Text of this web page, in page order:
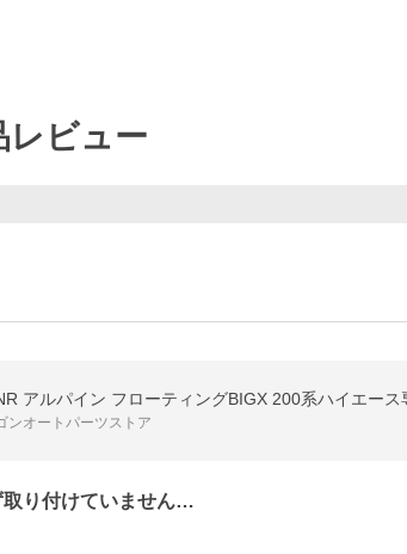
レビュー
アルパイン フローティングBIGX 200系ハイエー
ンオートパーツストア
取り付けていません…